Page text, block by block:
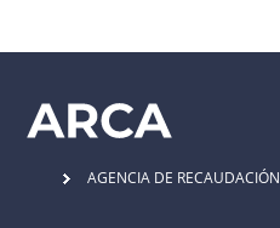
AGENCIA DE